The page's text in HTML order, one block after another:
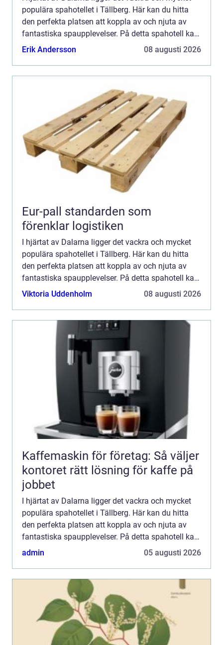
populära spahotellet i Tällberg. Här kan du hitta
den perfekta platsen att koppla av och njuta av
fantastiska spaupplevelser. På detta spahotell kan
du förvänta dig...
Erik Andersson 08 augusti 2026
Eur-pall standarden som
förenklar logistiken
I hjärtat av Dalarna ligger det vackra och mycket
populära spahotellet i Tällberg. Här kan du hitta
den perfekta platsen att koppla av och njuta av
fantastiska spaupplevelser. På detta spahotell kan
du förvänta dig...
Viktoria Uddenholm 08 augusti 2026
Kaffemaskin för företag: Så väljer
kontoret rätt lösning för kaffe på
jobbet
I hjärtat av Dalarna ligger det vackra och mycket
populära spahotellet i Tällberg. Här kan du hitta
den perfekta platsen att koppla av och njuta av
fantastiska spaupplevelser. På detta spahotell kan
du förvänta dig...
admin 05 augusti 2026